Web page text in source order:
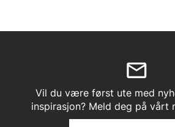
Vil du være først ute med
inspirasjon? Meld deg på vårt